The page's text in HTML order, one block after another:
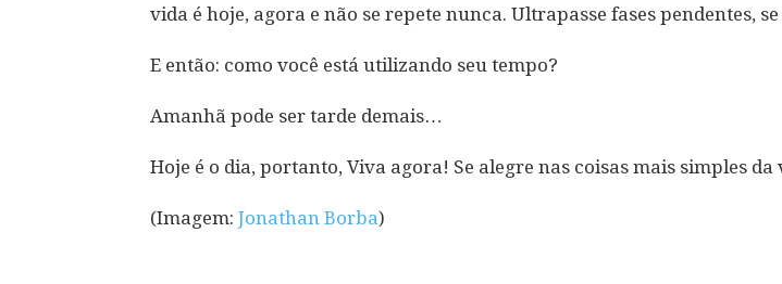
vida é hoje, agora e não se repete nunca. Ultrapasse fases pendentes,
E então: como você está utilizando seu tempo?
Amanhã pode ser tarde demais…
Hoje é o dia, portanto, Viva agora! Se alegre nas coisas mais simples da
(Imagem: Jonathan Borba)